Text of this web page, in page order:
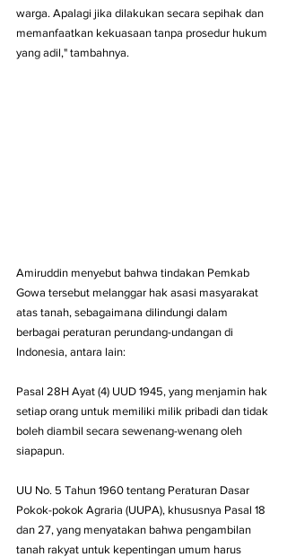
warga. Apalagi jika dilakukan secara sepihak dan
memanfaatkan kekuasaan tanpa prosedur hukum
yang adil," tambahnya.
Amiruddin menyebut bahwa tindakan Pemkab
Gowa tersebut melanggar hak asasi masyarakat
atas tanah, sebagaimana dilindungi dalam
berbagai peraturan perundang-undangan di
Indonesia, antara lain:
Pasal 28H Ayat (4) UUD 1945, yang menjamin hak
setiap orang untuk memiliki milik pribadi dan tidak
boleh diambil secara sewenang-wenang oleh
siapapun.
UU No. 5 Tahun 1960 tentang Peraturan Dasar
Pokok-pokok Agraria (UUPA), khususnya Pasal 18
dan 27, yang menyatakan bahwa pengambilan
tanah rakyat untuk kepentingan umum harus